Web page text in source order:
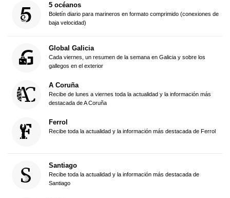
5 océanos
Boletín diario para marineros en formato comprimido (conexiones de
baja velocidad)
Global Galicia
Cada viernes, un resumen de la semana en Galicia y sobre los
gallegos en el exterior
A Coruña
Recibe de lunes a viernes toda la actualidad y la información más
destacada de A Coruña
Ferrol
Recibe toda la actualidad y la información más destacada de Ferrol
Santiago
Recibe toda la actualidad y la información más destacada de
Santiago